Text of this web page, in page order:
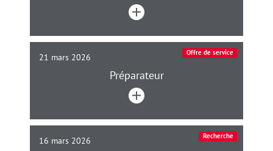
21 mars 2026 Offre de service
Préparateur
16 mars 2026 Recherche